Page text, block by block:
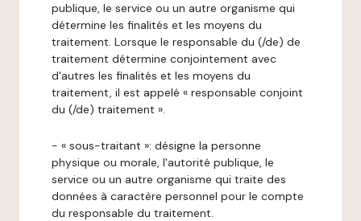
publique, le service ou un autre organisme qui
détermine les finalités et les moyens du
traitement. Lorsque le responsable du (/de) de
traitement détermine conjointement avec
d'autres les finalités et les moyens du
traitement, il est appelé « responsable conjoint
du (/de) traitement ».
- « sous-traitant »: désigne la personne
physique ou morale, l'autorité publique, le
service ou un autre organisme qui traite des
données à caractère personnel pour le compte
du responsable du traitement.